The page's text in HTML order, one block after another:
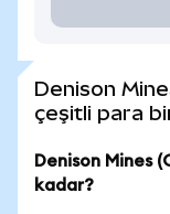
Denison
çeşitli para
Denison Mines
kadar?